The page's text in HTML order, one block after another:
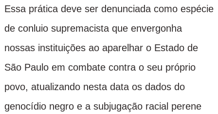
Essa prática deve ser denunciada como espécie
de conluio supremacista que envergonha
nossas instituições ao aparelhar o Estado de
São Paulo em combate contra o seu próprio
povo, atualizando nesta data os dados do
genocídio negro e a subjugação racial perene